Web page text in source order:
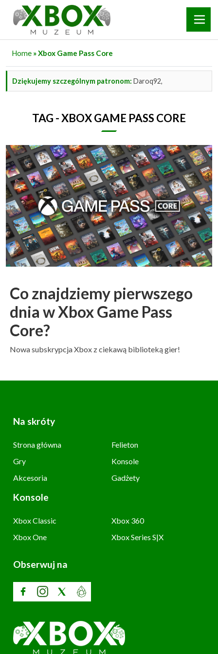
Home » Xbox Game Pass Core
Dziękujemy szczególnym patronom: Daroq92,
TAG - XBOX GAME PASS CORE
Co znajdziemy pierwszego
dnia w Xbox Game Pass
Core?
Nowa subskrypcja Xbox z ciekawą biblioteką gier!
Na skróty
Strona główna
Felieton
Gry
Konsole
Akcesoria
Gadżety
Konsole
Xbox Classic
Xbox 360
Xbox One
Xbox Series S|X
Obserwuj na